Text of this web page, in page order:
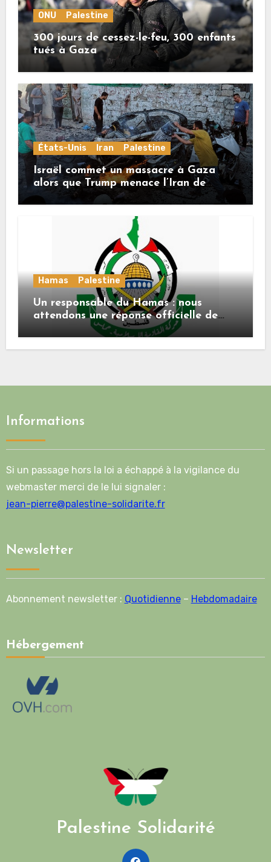
ONU Palestine
300 jours de cessez-le-feu, 300 enfants
tués à Gaza
États-Unis Iran Palestine
Israël commet un massacre à Gaza
alors que Trump menace l’Iran de
«décapitation»
Hamas Palestine
Un responsable du Hamas : nous
attendons une réponse officielle de
Mladenov concernant la feuille de
route de la deuxième phase de l’accord
Informations
Si un passage hors la loi a échappé à la vigilance du
webmaster merci de le lui signaler :
jean-pierre@palestine-solidarite.fr
Newsletter
Abonnement newsletter : Quotidienne– Hebdomadaire
Hébergement
Palestine Solidarité